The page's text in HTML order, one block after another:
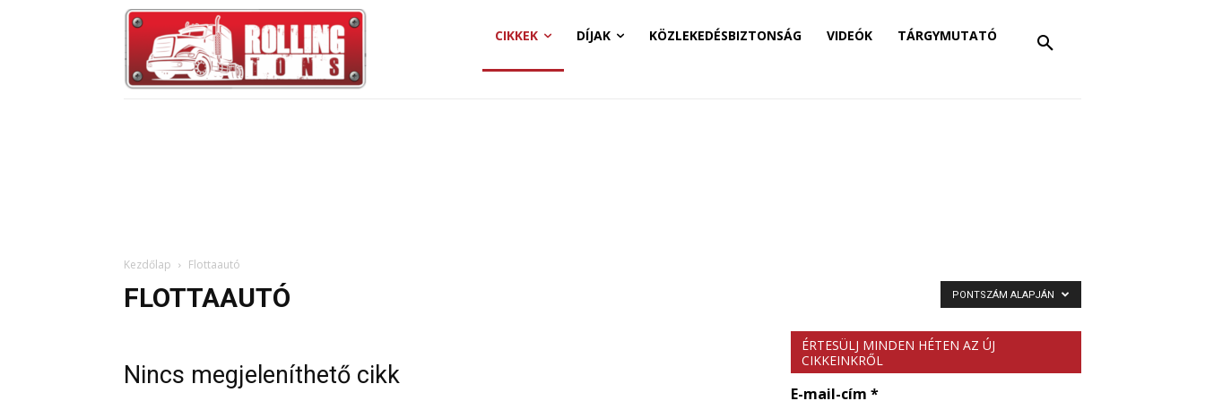
CIKKEK DÍJAK KÖZLEKEDÉSBIZTONSÁG VIDEÓK TÁRGYMUTATÓ
Kezdőlap Flottaautó
FLOTTAAUTÓ PONTSZÁM ALAPJÁN
Nincs megjeleníthető cikk
ÉRTESÜLJ MINDEN HÉTEN AZ ÚJ
CIKKEINKRŐL
E-mail-cím *